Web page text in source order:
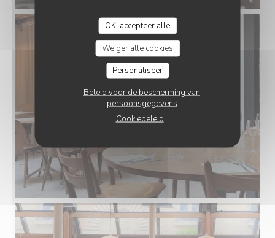
OK, accepteer alle
Weiger alle cookies
Personaliseer
Beleid voor de bescherming van
persoonsgegevens
Cookiebeleid